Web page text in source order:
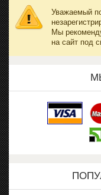
Уважаемый
Мы
на сайт под